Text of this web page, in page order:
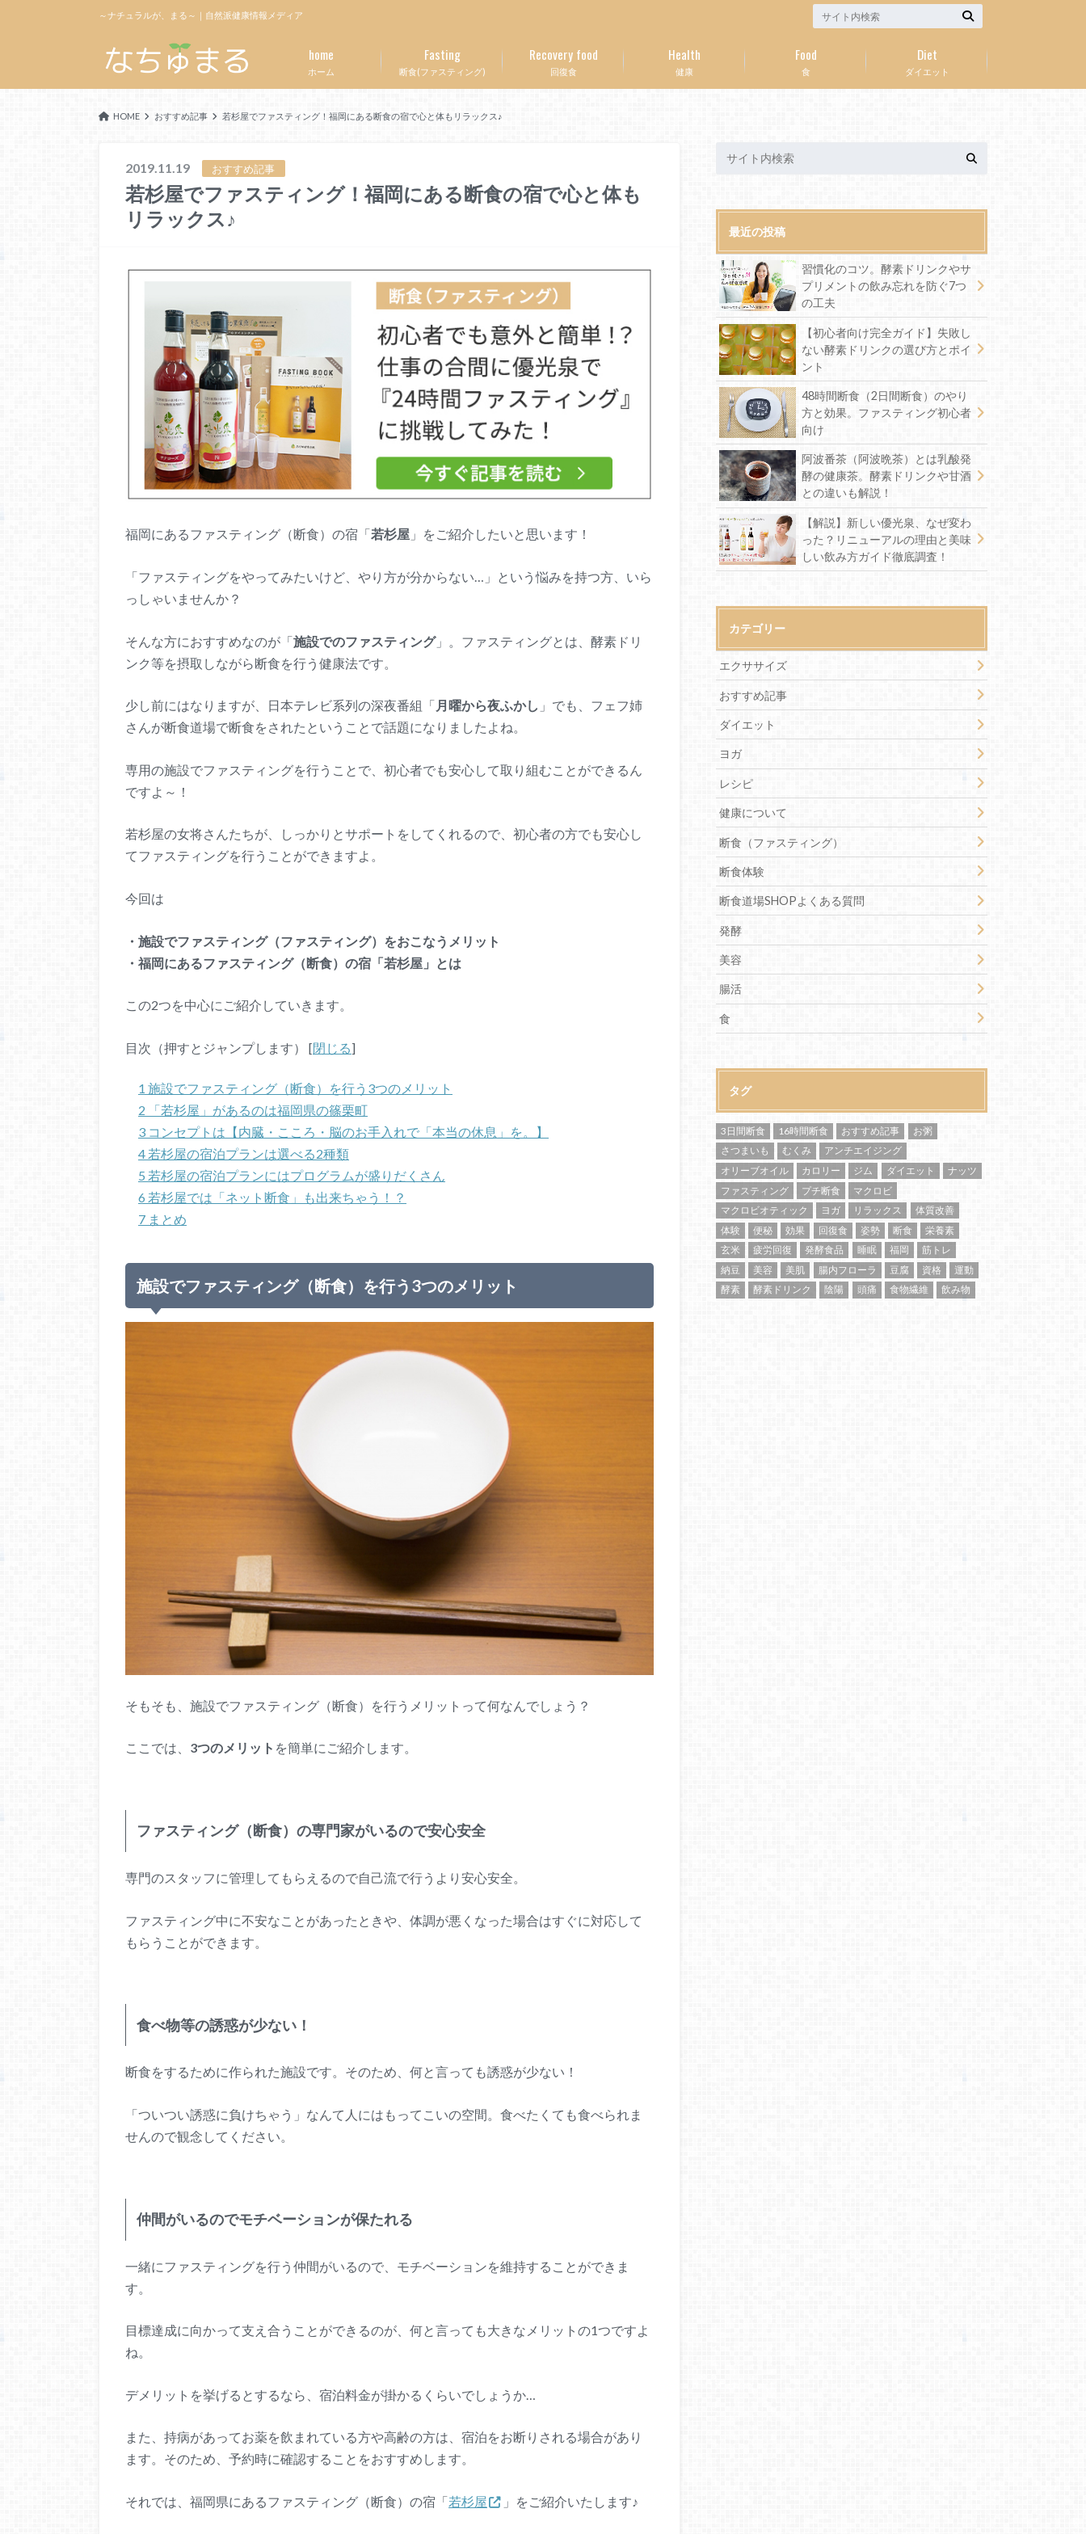
～ナチュラルが、まる～｜自然派健康情報メディア
ホーム
home
断食(ファスティング)
Fasting
回復食
Recovery food
健康
Health
食
Food
ダイエット
Diet
HOME おすすめ記事 若杉屋でファスティング！福岡にある断食の宿で心と体もリラックス♪
2019.11.19 おすすめ記事
若杉屋でファスティング！福岡にある断食の宿で心と体も
リラックス♪
福岡にあるファスティング（断食）の宿「若杉屋 」をご紹介したいと思います！
「ファスティングをやってみたいけど、やり方が分からない…」という悩みを持つ方、いら
っしゃいませんか？
そんな方におすすめなのが「施設でのファスティング」。ファスティングとは、酵素ドリ
ンク等を摂取しながら断食を行う健康法です。
少し前にはなりますが、日本テレビ系列の深夜番組「 月曜から夜ふかし 」でも、フェフ姉
さんが断食道場で断食をされたということで話題になりましたよね。
専用の施設でファスティングを行うことで、初心者でも安心して取り組むことができるん
ですよ～！
若杉屋の女将さんたちが、しっかりとサポートをしてくれるので、初心者の方でも安心し
てファスティングを行うことができますよ。
今回は
・施設でファスティング（ファスティング）をおこなうメリット
・福岡にあるファスティング（断食）の宿「若杉屋」とは
この2つを中心にご紹介していきます。
目次（押すとジャンプします） [閉じる]
1 施設でファスティング（断食）を行う3つのメリット
2 「若杉屋」があるのは福岡県の篠栗町
3 コンセプトは【内臓・こころ・脳のお手入れで「本当の休息」を。】
4 若杉屋の宿泊プランは選べる2種類
5 若杉屋の宿泊プランにはプログラムが盛りだくさん
6 若杉屋では「ネット断食」も出来ちゃう！？
7 まとめ
施設でファスティング（断食）を行う3つのメリット
そもそも、施設でファスティング（断食）を行うメリットって何なんでしょう？
ここでは、 3つのメリット を簡単にご紹介します。
ファスティング（断食）の専門家がいるので安心安全
専門のスタッフに管理してもらえるので自己流で行うより安心安全。
ファスティング中に不安なことがあったときや、体調が悪くなった場合はすぐに対応して
もらうことができます。
食べ物等の誘惑が少ない！
断食をするために作られた施設です。そのため、何と言っても誘惑が少ない！
「ついつい誘惑に負けちゃう」なんて人にはもってこいの空間。食べたくても食べられま
せんので観念してください。
仲間がいるのでモチベーションが保たれる
一緒にファスティングを行う仲間がいるので、モチベーションを維持することができま
す。
目標達成に向かって支え合うことができるのが、何と言っても大きなメリットの1つですよ
ね。
デメリットを挙げるとするなら、宿泊料金が掛かるくらいでしょうか…
また、持病があってお薬を飲まれている方や高齢の方は、宿泊をお断りされる場合があり
ます。そのため、予約時に確認することをおすすめします。
それでは、福岡県にあるファスティング（断食）の宿「若杉屋 」をご紹介いたします♪
最近の投稿
習慣化のコツ。酵素ドリンクやサ
プリメントの飲み忘れを防ぐ7つ
の工夫
【初心者向け完全ガイド】失敗し
ない酵素ドリンクの選び方とポイ
ント
48時間断食（2日間断食）のやり
方と効果。ファスティング初心者
向け
阿波番茶（阿波晩茶）とは乳酸発
酵の健康茶。酵素ドリンクや甘酒
との違いも解説！
【解説】新しい優光泉、なぜ変わ
った？リニューアルの理由と美味
しい飲み方ガイド徹底調査！
カテゴリー
エクササイズ
おすすめ記事
ダイエット
ヨガ
レシピ
健康について
断食（ファスティング）
断食体験
断食道場SHOPよくある質問
発酵
美容
腸活
食
タグ
3日間断食 16時間断食 おすすめ記事
お粥
さつまいも
むくみ
アンチエイジング
オリーブオイル
カロリー ジム ダイエット
ナッツ
ファスティング
プチ断食
マクロビ
マクロビオティック
ヨガ リラックス
体質改善
体験
便秘 効果 回復食 姿勢 断食
栄養素
玄米
疲労回復 発酵食品 睡眠 福岡
筋トレ
納豆
美容 美肌 腸内フローラ 豆腐 資格
運動
酵素
酵素ドリンク 陰陽 頭痛 食物繊維 飲み物